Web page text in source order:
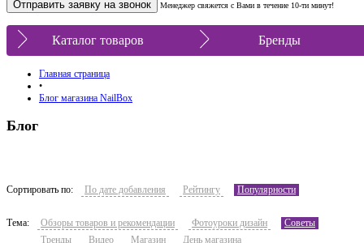
Менеджер свяжется с Вами в течение 10-ти минут!
Каталог товаров Бренды
Главная страница
•
Блог магазина NailBox
Блог
Сортировать по: По дате добавления Рейтингу Популярности
Тема: Обзоры товаров и рекомендации Фотоуроки дизайн
Советы
Тренды
Видео Магазин День магазина